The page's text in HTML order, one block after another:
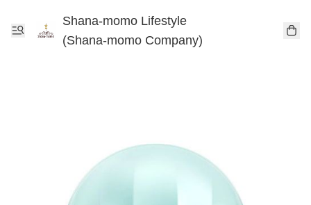
Shana-momo Lifestyle
(Shana-momo Company)